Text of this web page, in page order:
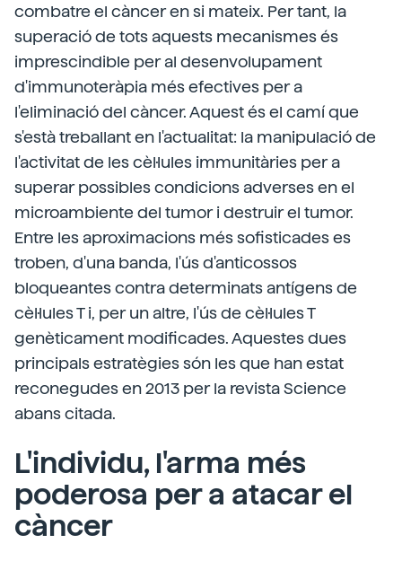
combatre el càncer en si mateix. Per tant, la
superació de tots aquests mecanismes és
imprescindible per al desenvolupament
d'immunoteràpia més efectives per a
l'eliminació del càncer. Aquest és el camí que
s'està treballant en l'actualitat: la manipulació de
l'activitat de les cèl·lules immunitàries per a
superar possibles condicions adverses en el
microambiente del tumor i destruir el tumor.
Entre les aproximacions més sofisticades es
troben, d'una banda, l'ús d'anticossos
bloqueantes contra determinats antígens de
cèl·lules T i, per un altre, l'ús de cèl·lules T
genèticament modificades. Aquestes dues
principals estratègies són les que han estat
reconegudes en 2013 per la revista Science
abans citada.
L'individu, l'arma més
poderosa per a atacar el
càncer